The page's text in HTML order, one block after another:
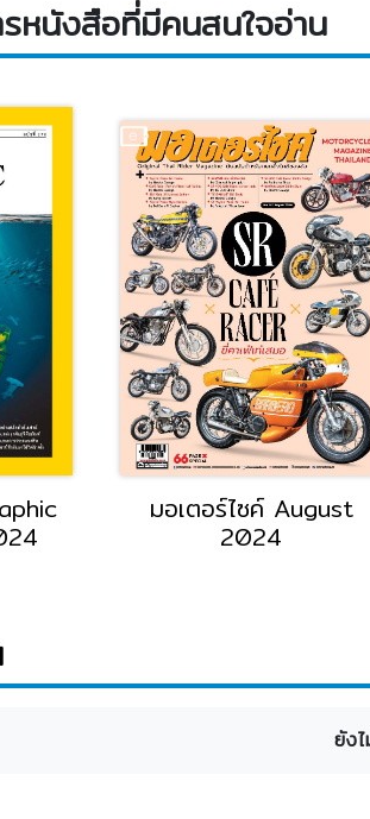
รหนังสือที่มีคนสนใจอ่าน
มอเตอร์ไซค์ August
2024
ยัง